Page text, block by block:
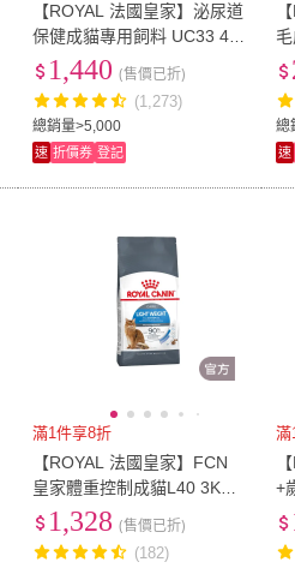
【ROYAL 法國皇家】泌尿道
保健成貓專用飼料 UC33 4K
G(貓乾糧 貓飼料)
總銷量>5,000
1,440 (售價已折)
(1,273)
速 折價券 登記
總
速
滿1件享8折
【ROYAL 法國皇家】FCN
皇家體重控制成貓L40 3KG
(貓乾糧 貓飼料 飽足感 脂肪
代謝 實證有效)
1,328 (售價已折)
(182)
滿
+
(